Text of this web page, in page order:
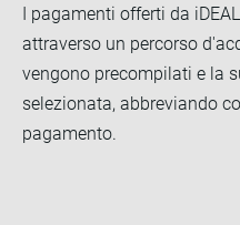
I pagamenti offerti da
attraverso un percorso
vengono precompilati e la
selezionata, abbreviando
pagamento.